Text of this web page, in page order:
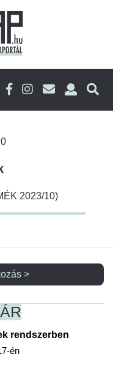
2023/10)
>
rendszerben
én